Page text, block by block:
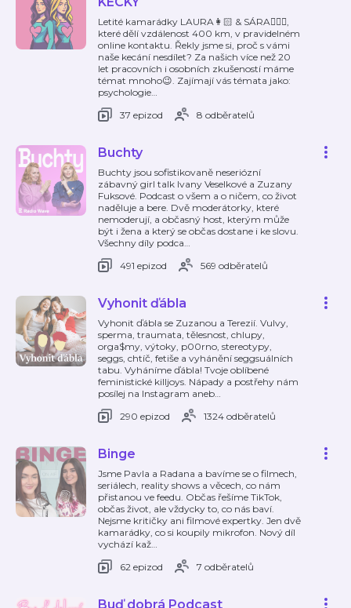
Letité kamarádky LAURA👩🏻 & SÁRA👱🏻‍♀️,
které dělí vzdálenost 400 km, v pravidelném
online kontaktu. Řekly jsme si, proč s vámi
naše kecání nesdílet? Za našich více než 20
let pracovních i osobních zkušeností máme
témat mnoho😉. Zajímají vás témata jako:
psychologie…
37 epizod
8 odběratelů
Buchty
Buchty jsou sofistikovaně neseriózní
zábavný girl talk Ivany Veselkové a Zuzany
Fuksové. Podcast o všem a o ničem, co život
naděluje a bere. Dvě moderátorky, které
nemoderují, a občasný host, kterým může
být i žena a který se občas dostane i ke slovu.
Všechny díly podca…
491 epizod
569 odběratelů
Vyhonit ďábla
Vyhonit ďábla se Zuzanou a Terezií. Vulvy,
sperma, traumata, tělesnost, chlupy,
orga$my, výtoky, p00rno, stereotypy,
seggs, chtíč, fetiše a vyhánění seggsuálních
tabu. Vyháníme ďábla! Tvoje oblíbené
feministické killjoys. Nápady a postřehy nám
posílej na Instagram aneb…
290 epizod
1324 odběratelů
Binge
Jsme Pavla a Radana a bavíme se o filmech,
seriálech, reality shows a věcech, co nám
přistanou ve feedu. Občas řešíme TikTok,
občas život, ale vždycky to, co nás baví.
Nejsme kritičky ani filmové expertky. Jen dvě
kamarádky, co si koupily mikrofon. Nový díl
vychází kaž…
62 epizod
7 odběratelů
Buď dobrá Podcast